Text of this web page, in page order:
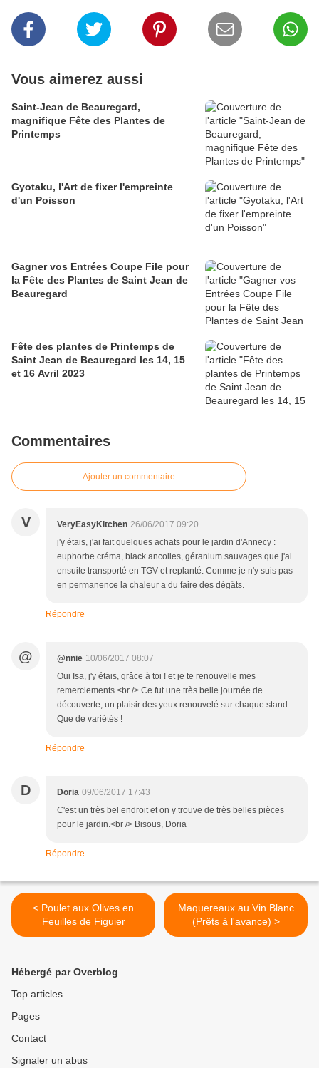
Vous aimerez aussi
Saint-Jean de Beauregard,
magnifique Fête des Plantes de
Printemps
Gyotaku, l'Art de fixer l'empreinte
d'un Poisson
Gagner vos Entrées Coupe File pour
la Fête des Plantes de Saint Jean de
Beauregard
Fête des plantes de Printemps de
Saint Jean de Beauregard les 14, 15
et 16 Avril 2023
Commentaires
Ajouter un commentaire
V VeryEasyKitchen 26/06/2017 09:20
j'y étais, j'ai fait quelques achats pour le jardin d'Annecy :
euphorbe créma, black ancolies, géranium sauvages que j'ai
ensuite transporté en TGV et replanté. Comme je n'y suis pas
en permanence la chaleur a du faire des dégâts.
Répondre
@ @nnie 10/06/2017 08:07
Oui Isa, j'y étais, grâce à toi ! et je te renouvelle mes
remerciements <br /> Ce fut une très belle journée de
découverte, un plaisir des yeux renouvelé sur chaque stand.
Que de variétés !
Répondre
D Doria 09/06/2017 17:43
C'est un très bel endroit et on y trouve de très belles pièces
pour le jardin.<br /> Bisous, Doria
Répondre
< Poulet aux Olives en
Feuilles de Figuier
Maquereaux au Vin Blanc
(Prêts à l'avance) >
Hébergé par Overblog
Top articles
Pages
Contact
Signaler un abus